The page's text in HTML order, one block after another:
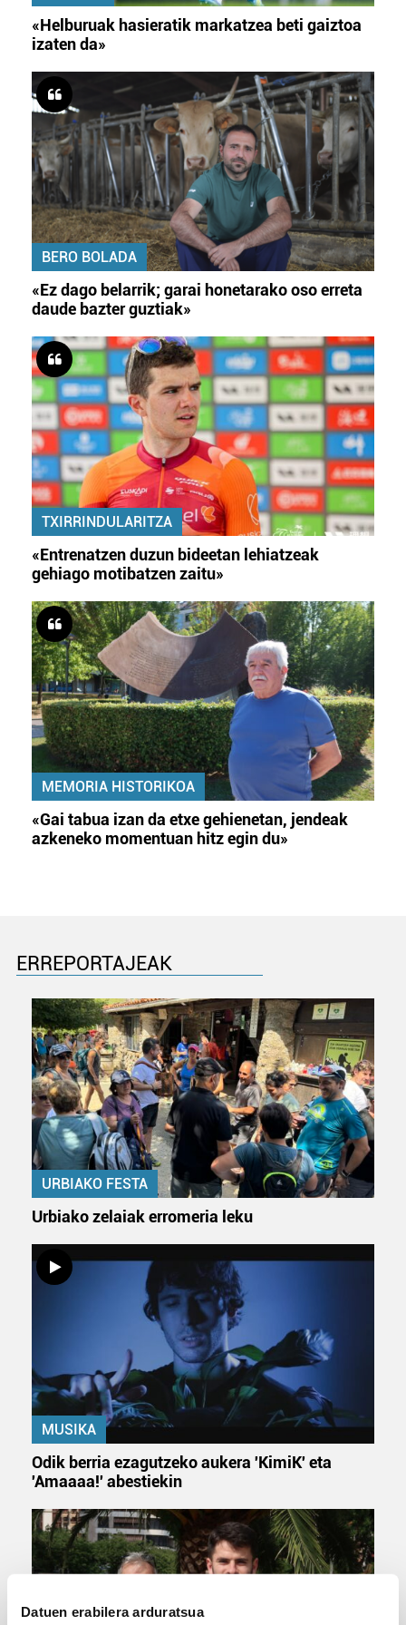
Datuen erabilera arduratsua
«Helburuak hasieratik markatzea beti gaiztoa
izaten da»
BERO BOLADA
«Ez dago belarrik; garai honetarako oso erreta
daude bazter guztiak»
TXIRRINDULARITZA
«Entrenatzen duzun bideetan lehiatzeak
gehiago motibatzen zaitu»
MEMORIA HISTORIKOA
«Gai tabua izan da etxe gehienetan, jendeak
azkeneko momentuan hitz egin du»
ERREPORTAJEAK
URBIAKO FESTA
Urbiako zelaiak erromeria leku
MUSIKA
Odik berria ezagutzeko aukera 'KimiK' eta
'Amaaaa!' abestiekin